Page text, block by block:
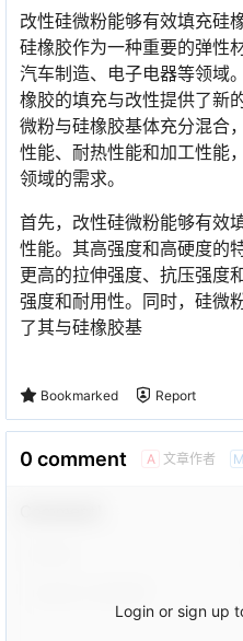
改性硅微粉能够有效填充硅
硅橡胶作为一种重要的弹性
汽车制造、电子电器等领域
橡胶的填充与改性提供了新
微粉与硅橡胶基体充分混合
性能、耐热性能和加工性能
领域的需求。
首先，改性硅微粉能够有效
性能。其高强度和高硬度的
更高的拉伸强度、抗压强度
强度和耐用性。同时，硅微
了其与硅橡胶基
Bookmarked Report
0 comment A 文章作者 M
Login or sign up